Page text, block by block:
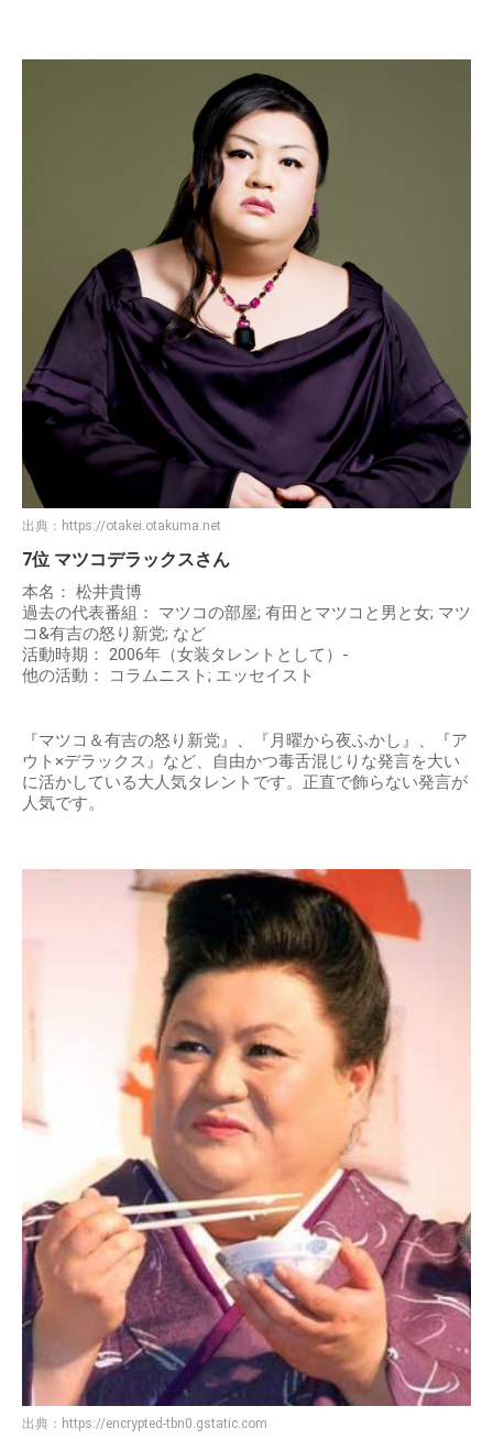
出典： https://otakei.otakuma.net
7位 マツコデラックスさん
本名： 松井貴博
過去の代表番組： マツコの部屋; 有田とマツコと男と女; マツ
コ&有吉の怒り新党; など
活動時期： 2006年（女装タレントとして）-
他の活動： コラムニスト; エッセイスト
『マツコ＆有吉の怒り新党』、『月曜から夜ふかし』、『ア
ウト×デラックス』など、自由かつ毒舌混じりな発言を大い
に活かしている大人気タレントです。正直で飾らない発言が
人気です。
出典： https://encrypted-tbn0.gstatic.com